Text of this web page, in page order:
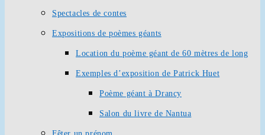
Spectacles de contes
Expositions de poèmes géants
Location du poème géant de 60 mètres de long
Exemples d’exposition de Patrick Huet
Poème géant à Drancy
Salon du livre de Nantua